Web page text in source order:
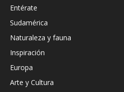
Entérate
Sudamérica
Naturaleza y fauna
Inspiración
Europa
Arte y Cultura